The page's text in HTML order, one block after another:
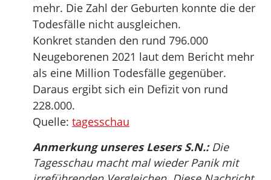
mehr. Die Zahl der Geburten konnte die der
Todesfälle nicht ausgleichen.
Konkret standen den rund 796.000
Neugeborenen 2021 laut dem Bericht mehr
als eine Million Todesfälle gegenüber.
Daraus ergibt sich ein Defizit von rund
228.000.
Quelle: tagesschau
Anmerkung unseres Lesers S.N.:Die
Tagesschau macht mal wieder Panik mit